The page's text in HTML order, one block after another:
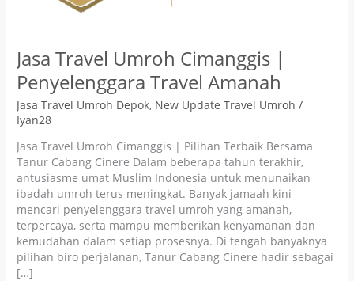
Jasa Travel Umroh Cimanggis |
Penyelenggara Travel Amanah
Jasa Travel Umroh Depok, New Update Travel Umroh /
Iyan28
Jasa Travel Umroh Cimanggis | Pilihan Terbaik Bersama
Tanur Cabang Cinere Dalam beberapa tahun terakhir,
antusiasme umat Muslim Indonesia untuk menunaikan
ibadah umroh terus meningkat. Banyak jamaah kini
mencari penyelenggara travel umroh yang amanah,
terpercaya, serta mampu memberikan kenyamanan dan
kemudahan dalam setiap prosesnya. Di tengah banyaknya
pilihan biro perjalanan, Tanur Cabang Cinere hadir sebagai
[…]